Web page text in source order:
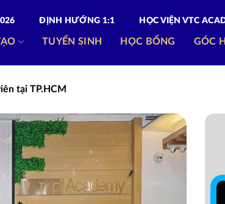
ĐỊNH HƯỚNG 1:1 HỌC VIỆN VTC
TUYỂN SINH HỌC BỔNG GÓC
tại TP.HCM